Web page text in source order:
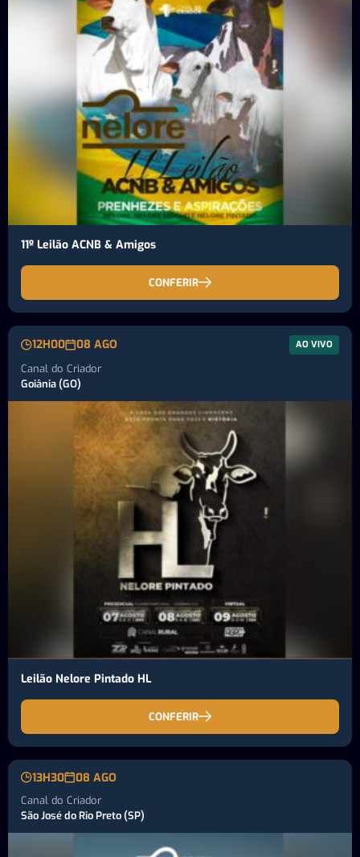
11º Leilão ACNB & Amigos
CONFERIR
12H00 08 AGO AO VIVO
Canal do Criador
Goiânia (GO)
Leilão Nelore Pintado HL
CONFERIR
13H30 08 AGO
Canal do Criador
São José do Rio Preto (SP)